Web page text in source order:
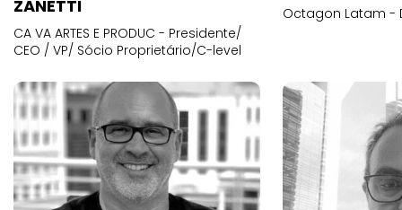
ZANETTI
CA VA ARTES E PRODUC - Presidente/
CEO / VP/ Sócio Proprietário/C-level
Octagon Latam -